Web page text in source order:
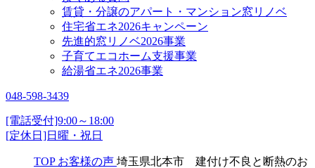
賃貸・分譲のアパート・マンション窓リノベ
住宅省エネ2026キャンペーン
先進的窓リノベ2026事業
子育てエコホーム支援事業
給湯省エネ2026事業
048-598-3439
[電話受付]9:00～18:00
[定休日]日曜・祝日
TOP お客様の声 埼玉県北本市 建付け不良と断熱のお